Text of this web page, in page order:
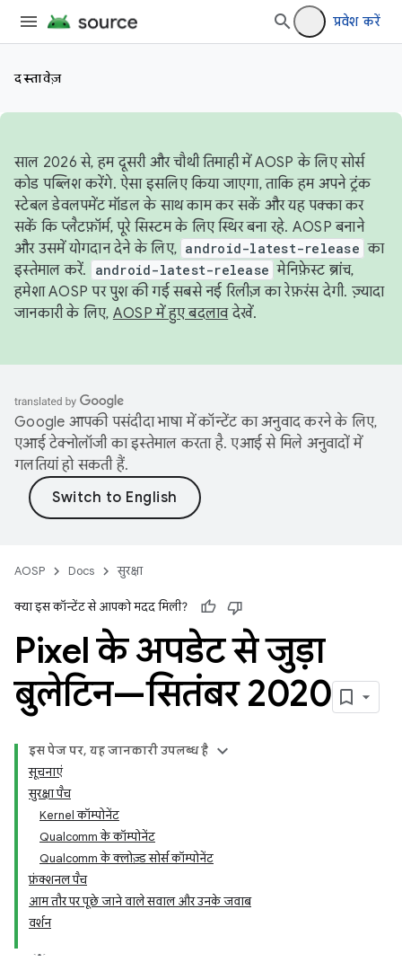
प्रवेश करें
दस्तावेज़
साल 2026 से, हम दूसरी और चौथी तिमाही में AOSP के लिए सोर्स
कोड पब्लिश करेंगे. ऐसा इसलिए किया जाएगा, ताकि हम अपने ट्रंक
स्टेबल डेवलपमेंट मॉडल के साथ काम कर सकें और यह पक्का कर
सकें कि प्लैटफ़ॉर्म, पूरे सिस्टम के लिए स्थिर बना रहे. AOSP बनाने
और उसमें योगदान देने के लिए, android-latest-release का
इस्तेमाल करें.
android-latest-release मेनिफ़ेस्ट ब्रांच,
हमेशा AOSP पर पुश की गई सबसे नई रिलीज़ का रेफ़रंस देगी. ज़्यादा
जानकारी के लिए, AOSP में हुए बदलावदेखें.
Google आपकी पसंदीदा भाषा में कॉन्टेंट का अनुवाद करने के लिए,
एआई टेक्नोलॉजी का इस्तेमाल करता है. एआई से मिले अनुवादों में
गलतियां हो सकती हैं.
AOSP Docs सुरक्षा
क्या इस कॉन्टेंट से आपको मदद मिली?
Pixel के अपडेट से जुड़ा
बुलेटिन—सितंबर 2020
इस पेज पर, यह जानकारी उपलब्ध है
सूचनाएं
सुरक्षा पैच
Kernel कॉम्पोनेंट
Qualcomm के कॉम्पोनेंट
Qualcomm के क्लोज़्ड सोर्स कॉम्पोनेंट
फ़ंक्शनल पैच
आम तौर पर पूछे जाने वाले सवाल और उनके जवाब
वर्शन